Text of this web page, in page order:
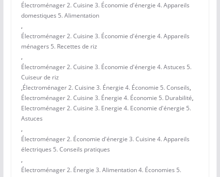
Électroménager 2. Cuisine 3. Économie d'énergie 4. Appareils
domestiques 5. Alimentation
,
Électroménager 2. Cuisine 3. Économie d'énergie 4. Appareils
ménagers 5. Recettes de riz
,
Électroménager 2. Cuisine 3. Économie d'énergie 4. Astuces 5.
Cuiseur de riz
,Électroménager 2. Cuisine 3. Énergie 4. Économie 5. Conseils,
Électroménager 2. Cuisine 3. Énergie 4. Économie 5. Durabilité,
Electroménager 2. Cuisine 3. Energie 4. Economie d'énergie 5.
Astuces
,
Électroménager 2. Économie d'énergie 3. Cuisine 4. Appareils
électriques 5. Conseils pratiques
,
Électroménager 2. Énergie 3. Alimentation 4. Économies 5.